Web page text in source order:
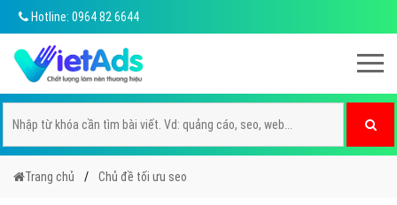
Hotline: 0964 82 6644
Trang chủ Chủ đề tối ưu seo